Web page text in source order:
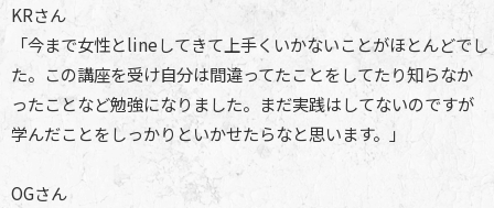
KRさん
「今まで女性とlineしてきて上手くいかないことがほとんどでし
た。この講座を受け自分は間違ってたことをしてたり知らなか
ったことなど勉強になりました。まだ実践はしてないのですが
学んだことをしっかりといかせたらなと思います。」
OGさん